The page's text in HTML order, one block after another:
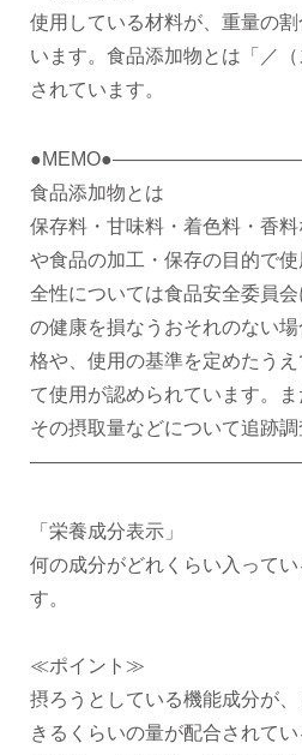
使用している材料が、重量の
います。食品添加物とは「／
されています。
食品添加物とは
保存料・甘味料・着色料・香
や食品の加工・保存の目的で
全性については食品安全委員
の健康を損なうおそれのない
格や、使用の基準を定めたう
て使用が認められています。
その摂取量などについて追跡調
「栄養成分表示」
何の成分がどれくらい入って
す。
≪ポイント≫
摂ろうとしている機能成分が
きるくらいの量が配合されて